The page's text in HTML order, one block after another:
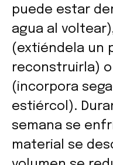
puede estar
agua al
(extiéndela un
reconstruirla)
(incorpora
estiércol).
semana se
material se